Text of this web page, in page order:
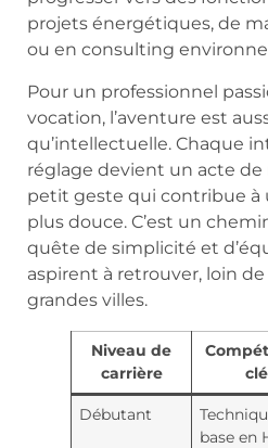
projets énergétiques, de
ou en consulting
Pour un professionnel
vocation, l’aventure est
qu’intellectuelle. Chaque
réglage devient un acte
petit geste qui contribue à
plus douce. C’est un
quête de simplicité et
aspirent à retrouver, loin
grandes villes.
Niveau de
carrière
Débutant
base en